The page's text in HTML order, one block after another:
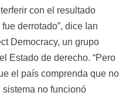
con el resultado
derrotado”, dice Ian
Democracy, un grupo
Estado de derecho. “Pero
el país comprenda que no
no funcionó